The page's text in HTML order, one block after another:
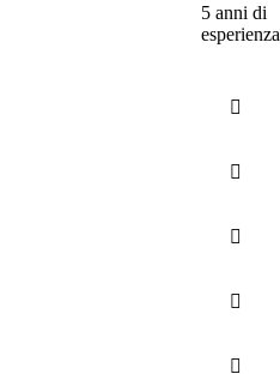
5 anni di
esperienza




